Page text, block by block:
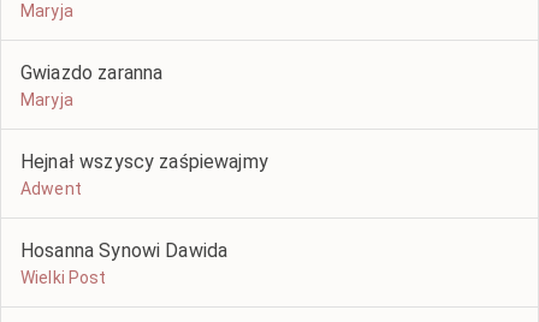
Maryja
Gwiazdo zaranna
Maryja
Hejnał wszyscy zaśpiewajmy
Adwent
Hosanna Synowi Dawida
Wielki Post